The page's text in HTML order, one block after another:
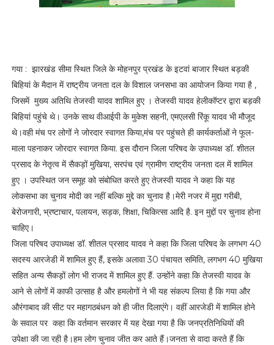
गया : झारखंड सीमा स्थित जिले के मोहनपुर प्रखंड के इटवां बाजार स्थित बड़की
बिहियां के मैदान में राष्ट्रीय जनता दल के विशाल जनसभा का आयोजन किया गया है ,
जिसमें मुख्य अतिथि तेजस्वी यादव शामिल हुए । तेजस्वी यादव हेलीकॉप्टर द्वारा बड़की
बिहियां पहुंचे थे। उनके साथ वीआईपी के मुकेश सहनी, एमएलसी रिंकू यादव भी मौजूद
थे।वही मंच पर लोगों ने जोरदार स्वागत किया,मंच पर पहुंचते ही कार्यकर्ताओं ने फूल-
माला पहनाकर जोरदार स्वागत किया. इस दौरान जिला परिषद के उपाध्यक्ष डॉ. शीतल
प्रसाद के नेतृत्व में सैकड़ों मुखिया, सरपंच एवं ग्रामीण राष्ट्रीय जनता दल में शामिल
हुए । उपस्थित जन समूह को संबोधित करते हुए तेजस्वी यादव ने कहा कि यह
लोकसभा का चुनाव मोदी का नहीं बल्कि मुद्दे का चुनाव है।मेरी नजर में मुद्दा गरीबी,
बेरोजगारी, भ्रष्टाचार, पलायन, सड़क, शिक्षा, चिकित्सा आदि है. इन मुद्दों पर चुनाव होना
चाहिए।
जिला परिषद उपाध्यक्ष डॉ. शीतल प्रसाद यादव ने कहा कि जिला परिषद के लगभग 40
सदस्य आरजेडी में शामिल हुए हैं, इसके अलावा 30 पंचायत समिति, लगभग 40 मुखिया
सहित अन्य सैकड़ों लोग भी राजद में शामिल हुए हैं. उन्होंने कहा कि तेजस्वी यादव के
आने से लोगों में काफी उत्साह है और हमलोगों ने भी यह संकल्प लिया है कि गया और
औरंगाबाद की सीट पर महागठबंधन को ही जीत दिलाएंगे। वहीं आरजेडी में शामिल होने
के सवाल पर कहा कि वर्तमान सरकार में यह देखा गया है कि जनप्रतिनिधियों की
उपेक्षा की जा रही है।हम लोग चुनाव जीत कर आते हैं।जनता से वादा करते हैं कि